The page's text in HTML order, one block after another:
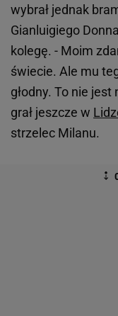
wybrał jednak
Gianluigiego
kolegę. - Moim
świecie. Ale mu
głodny. To nie
grał jeszcze w
strzelec Milanu.